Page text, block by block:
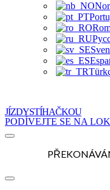
JÍZDY STÍHAČKOU
PODÍVEJTE SE NA
Navigační
Navigační